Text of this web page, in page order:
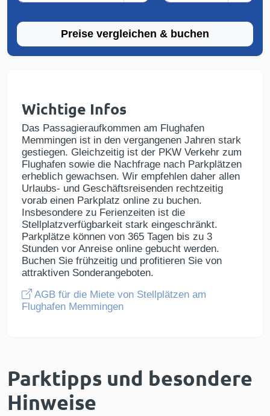
Preise vergleichen & buchen
Wichtige Infos
Das Passagieraufkommen am Flughafen
Memmingen ist in den vergangenen Jahren stark
gestiegen. Gleichzeitig ist der PKW Verkehr zum
Flughafen sowie die Nachfrage nach Parkplätzen
erheblich gewachsen. Wir empfehlen daher allen
Urlaubs- und Geschäftsreisenden rechtzeitig
vorab einen Parkplatz online zu buchen.
Insbesondere zu Ferienzeiten ist die
Stellplatzverfügbarkeit stark eingeschränkt.
Parkplätze können von 365 Tagen bis zu 3
Stunden vor Anreise online gebucht werden.
Buchen Sie frühzeitig und profitieren Sie von
attraktiven Sonderangeboten.
AGB für die Miete von Stellplätzen am
Flughafen Memmingen
Parktipps und besondere
Hinweise